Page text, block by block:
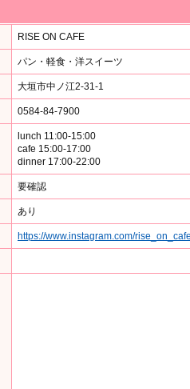
RISE ON CAFE
パン・軽食・洋スイーツ
大垣市中ノ江2-31-1
0584-84-7900
lunch 11:00-15:00
cafe 15:00-17:00
dinner 17:00-22:00
要確認
あり
https://www.instagram.com/